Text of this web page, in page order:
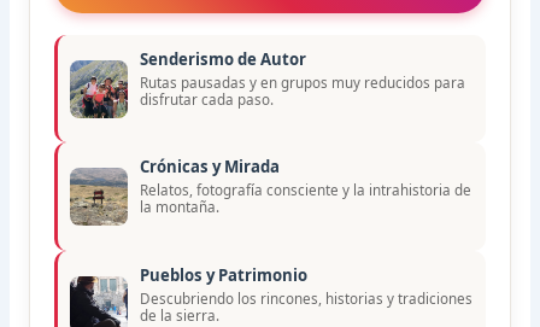
Senderismo de Autor
Rutas pausadas y en grupos muy reducidos para
disfrutar cada paso.
Crónicas y Mirada
Relatos, fotografía consciente y la intrahistoria de
la montaña.
Pueblos y Patrimonio
Descubriendo los rincones, historias y tradiciones
de la sierra.